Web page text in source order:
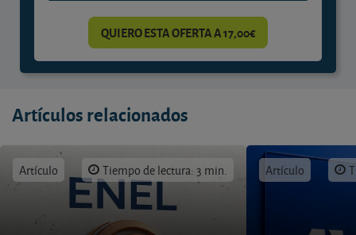
QUIERO ESTA OFERTA A 17,00€
Artículos relacionados
Artículo Tiempo de lectura: 3 min. Artículo